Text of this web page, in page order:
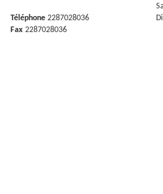
Téléphone 2287028036
Fax 2287028036